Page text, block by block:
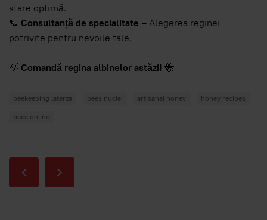
stare optimă.
📞 Consultanță de specialitate – Alegerea reginei
potrivite pentru nevoile tale.
💡 Comandă regina albinelor astăzi! 🐝
beekeeping laterza bees nuclei artisanal honey honey recipes
bees online